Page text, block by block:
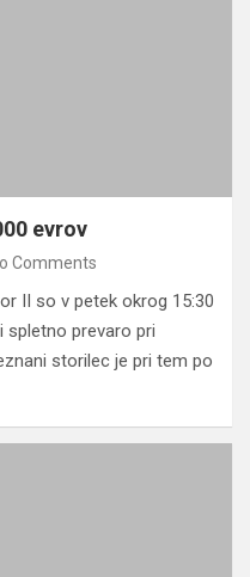
evrov
Comments
II so v petek okrog 15:30
spletno prevaro pri
storilec je pri tem po